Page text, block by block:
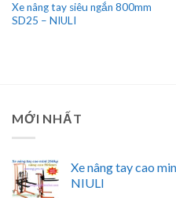
Xe nâng tay siêu ngắn 800mm
SD25 – NIULI
MỚI NHẤT
Xe nâng tay cao
NIULI